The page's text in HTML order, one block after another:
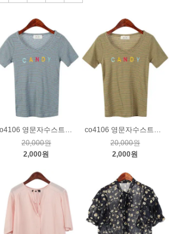
co4106 영문자수스트라이프티_블루
20,000원
2,000원
co4106 영문자수스트라이프티_베이지
20,000원
2,000원